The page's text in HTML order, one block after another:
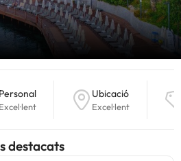
Personal
Excel·lent
Ubicació
Excel·lent
destacats